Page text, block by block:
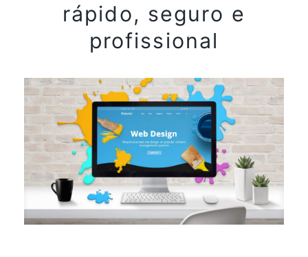
rápido, seguro e
profissional